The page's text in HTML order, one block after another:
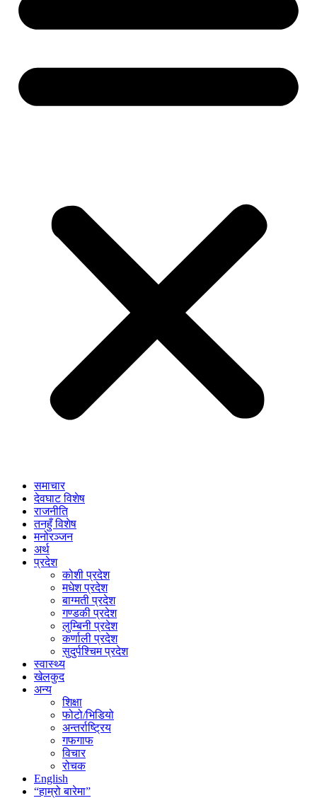
समाचार
देवघाट विशेष
राजनीति
तनहुँ विशेष
मनोरञ्जन
अर्थ
प्रदेश
कोशी प्रदेश
मधेश प्रदेश
बाग्मती प्रदेश
गण्डकी प्रदेश
लुम्बिनी प्रदेश
कर्णाली प्रदेश
सुदुर्पश्चिम प्रदेश
स्वास्थ्य
खेलकुद
अन्य
शिक्षा
फोटो/भिडियो
अन्तर्राष्ट्रिय
गफगाफ
विचार
रोचक
English
“हाम्रो बारेमा”